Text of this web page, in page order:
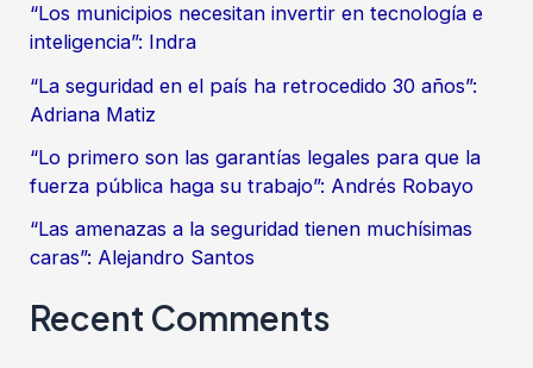
“Los municipios necesitan invertir en tecnología e
inteligencia”: Indra
“La seguridad en el país ha retrocedido 30 años”:
Adriana Matiz
“Lo primero son las garantías legales para que la
fuerza pública haga su trabajo”: Andrés Robayo
“Las amenazas a la seguridad tienen muchísimas
caras”: Alejandro Santos
Recent Comments